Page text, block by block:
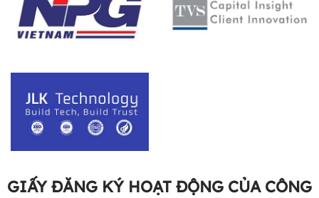
GIẤY ĐĂNG KÝ HOẠT ĐỘNG CỦA CÔNG